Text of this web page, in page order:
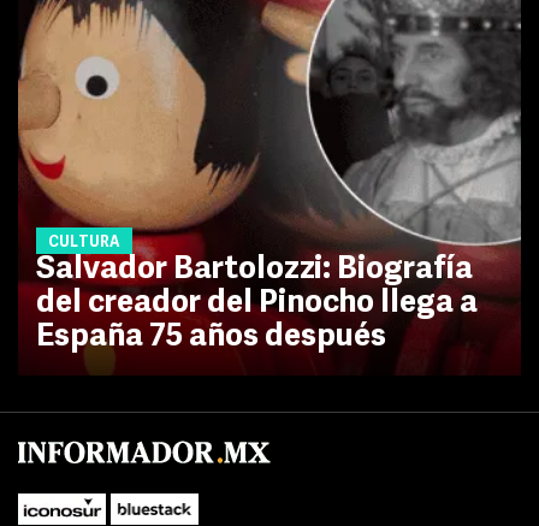
CULTURA
Salvador Bartolozzi: Biografía
del creador del Pinocho llega a
España 75 años después